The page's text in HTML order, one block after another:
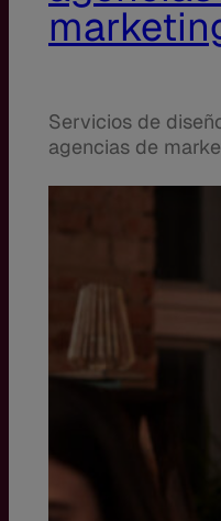
Servicios de
agencias de